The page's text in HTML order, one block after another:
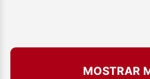
MOSTRAR